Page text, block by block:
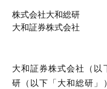
株式会社大和総研
大和証券株式会社
大和証券株式会社（以
研（以下「大和総研」